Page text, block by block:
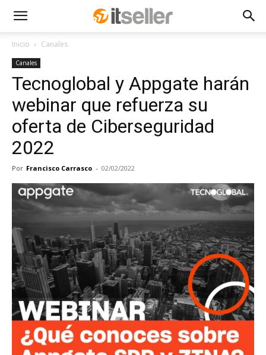
Inicio Canales
Canales
Tecnoglobal y Appgate harán
webinar que refuerza su
oferta de Ciberseguridad
2022
Por Francisco Carrasco - 02/02/2022